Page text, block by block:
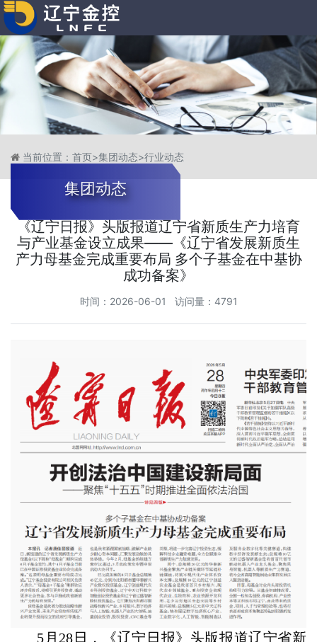
集团动态
当前位置： 首页>集团动态>行业动态
《辽宁日报》头版报道辽宁省新质生产力培育
与产业基金设立成果——《辽宁省发展新质生
产力母基金完成重要布局 多个子基金在中基协
成功备案》
时间：2026-06-01 访问量：4791
5月28日，《辽宁日报》头版报道辽宁省新